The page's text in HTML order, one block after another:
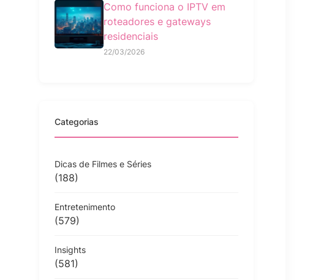
Como funciona o IPTV em
roteadores e gateways
residenciais
22/03/2026
Categorias
Dicas de Filmes e Séries
(188)
Entretenimento
(579)
Insights
(581)